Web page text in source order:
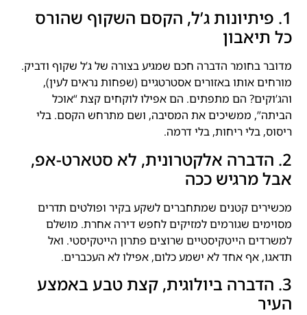
1. פיתיונות ג’ל, הקסם השקוף שהורס
כל תיאבון
מדובר בחומר הדברה חכם שמגיע בצורה של ג’ל שקוף ודביק.
מורחים אותו באזורים אסטרטגיים (שפחות נראים לעין),
והג’וקים? הם מתפתים. הם אפילו לוקחים קצת “אוכל
הביתה”, ממשיכים את המסיבה, ושם מתרחש הקסם. בלי
ריסוס, בלי ריחות, בלי דרמה.
2. הדברה אלקטרונית, לא סטארט-אפ,
אבל מרגיש ככה
מכשירים קטנים שמתחברים לשקע בקיר ופולטים תדרים
מסוימים שגורמים למזיקים לחפש דירה אחרת. מושלם
למשרדים הייטקיסטיים שרוצים פתרון הייטקיסטי. ואל
תדאגו, אף אחד לא ישמע כלום, אפילו לא העכברים.
3. הדברה ביולוגית, קצת טבע באמצע
העיר